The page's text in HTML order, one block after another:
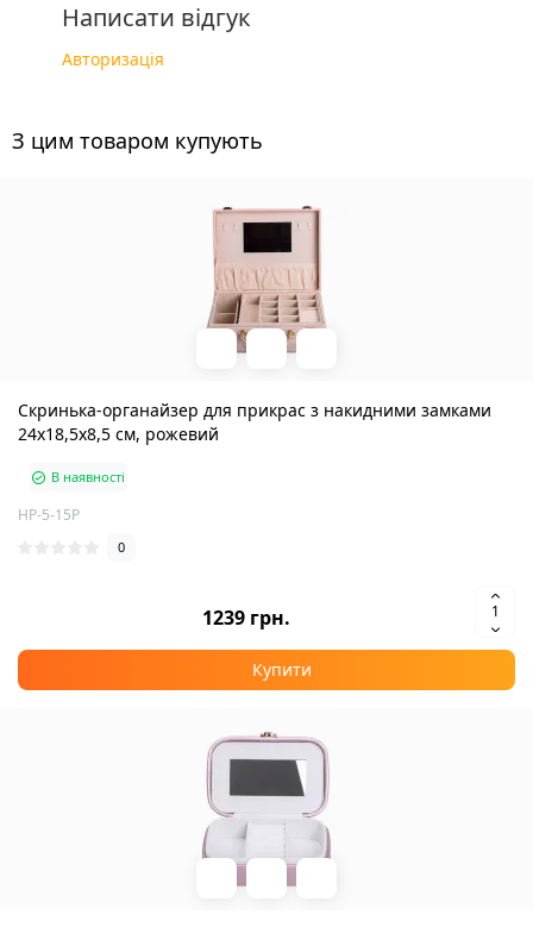
Написати відгук
Авторизація
З цим товаром купують
Скринька-органайзер для прикрас з накидними замками
24х18,5х8,5 см, рожевий
В наявності
HP-5-15P
0
1239 грн.
Купити